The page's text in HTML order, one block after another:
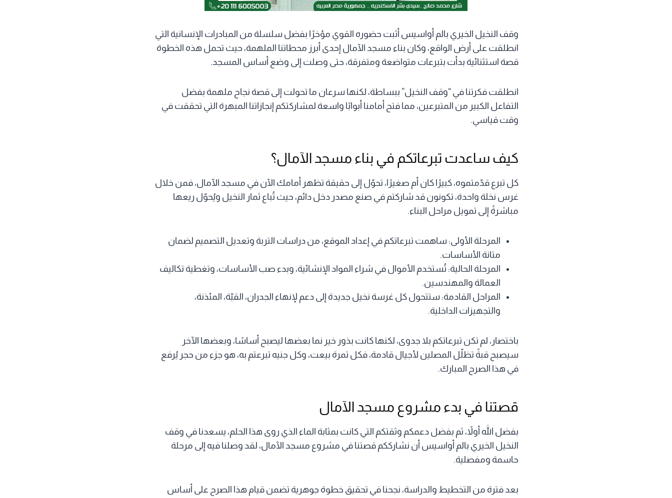
وقف النخيل الخيري بالم أواسيس أثبت حضوره القوي مؤخرًا بفضل سلسلة من المبادرات الإنسانية التي
انطلقت على أرض الواقع، وكان بناء مسجد الآمال إحدى أبرز محطاتنا الملهمة، حيث تحمل هذه الخطوة
قصة استثنائية بدأت بتبرعات متواضعة ومتفرقة، حتى وصلت إلى وضع أساس المسجد.
انطلقت فكرتنا في “وقف النخيل” ببساطة، لكنها سرعان ما تحولت إلى قصة نجاح ملهمة بفضل
التفاعل الكبير من المتبرعين، مما فتح أمامنا أبوابًا واسعة لمشاركتكم إنجازاتنا المبهرة التي تحققت في
وقت قياسي.
كيف ساعدت تبرعاتكم في بناء مسجد الآمال؟
كل تبرع قدّمتموه، كبيرًا كان أم صغيرًا، تحوّل إلى حقيقة تظهر أمامك الآن في مسجد الآمال، فمن خلال
غرس نخلة واحدة، تكونون قد شاركتم في صنع مصدر دخل دائم، حيث تُباع ثمار النخيل ويُحوّل ريعها
مباشرةً إلى تمويل مراحل البناء.
المرحلة الأولى: ساهمت تبرعاتكم في إعداد الموقع، من دراسات التربة وتعديل التصميم لضمان
متانة الأساسات.
المرحلة الحالية: تُستخدم الأموال في شراء المواد الإنشائية، وبدء صب الأساسات، وتغطية تكاليف
العمالة والمهندسين.
المراحل القادمة: ستتحول كل غرسة نخيل جديدة إلى دعم لإنهاء الجدران، القبّة، المئذنة،
والتجهيزات الداخلية.
باختصار، لم تكن تبرعاتكم بلا جدوى، لكنها كانت بذور خير نما بعضها ليصبح أساسًا، وبعضها الآخر
سيصبح قبةً تظلّل المصلين لأجيال قادمة، فكل تمرة بيعت، وكل جنيه تبرعتم به، هو جزء من حجر يُرفع
في هذا الصرح المبارك.
قصتنا في بدء مشروع مسجد الآمال
بفضل الله أولاً، ثم بفضل دعمكم وثقتكم التي كانت بمثابة الماء الذي روى هذا الحلم، يسعدنا في وقف
النخيل الخيري بالم أواسيس أن نشارككم قصتنا في مشروع مسجد الآمال، لقد وصلنا فيه إلى مرحلة
حاسمة ومفصلية.
بعد فترة من التخطيط والدراسة، نجحنا في تحقيق خطوة جوهرية تضمن قيام هذا الصرح على أساس